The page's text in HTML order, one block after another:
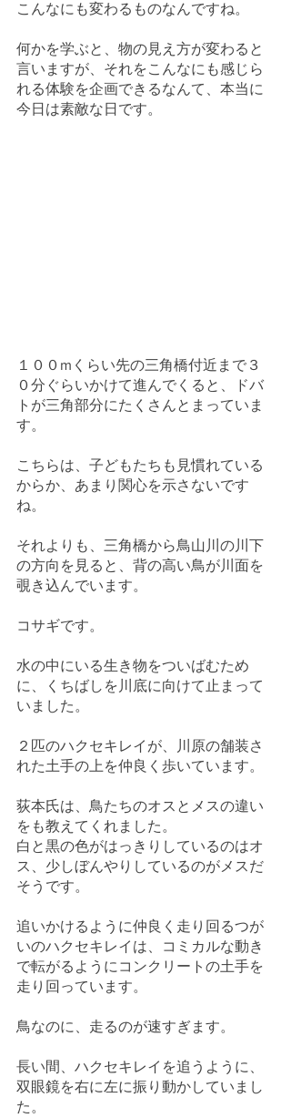
こんなにも変わるものなんですね。
何かを学ぶと、物の見え方が変わると
言いますが、それをこんなにも感じら
れる体験を企画できるなんて、本当に
今日は素敵な日です。
１００mくらい先の三角橋付近まで３
０分ぐらいかけて進んでくると、ドバ
トが三角部分にたくさんとまっていま
す。
こちらは、子どもたちも見慣れている
からか、あまり関心を示さないです
ね。
それよりも、三角橋から鳥山川の川下
の方向を見ると、背の高い鳥が川面を
覗き込んでいます。
コサギです。
水の中にいる生き物をついばむため
に、くちばしを川底に向けて止まって
いました。
２匹のハクセキレイが、川原の舗装さ
れた土手の上を仲良く歩いています。
荻本氏は、鳥たちのオスとメスの違い
をも教えてくれました。
白と黒の色がはっきりしているのはオ
ス、少しぼんやりしているのがメスだ
そうです。
追いかけるように仲良く走り回るつが
いのハクセキレイは、コミカルな動き
で転がるようにコンクリートの土手を
走り回っています。
鳥なのに、走るのが速すぎます。
長い間、ハクセキレイを追うように、
双眼鏡を右に左に振り動かしていまし
た。